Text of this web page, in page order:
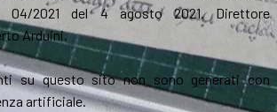
04/2021 del 4 agosto 2021. Direttore
Arduini.
su questo sito non sono generati con
artificiale.